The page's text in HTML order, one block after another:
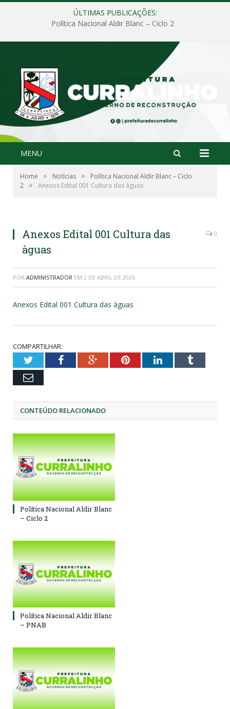
ÚLTIMAS PUBLICAÇÕES:
Política Nacional Aldir Blanc – Ciclo 2
MENU
Home » Notícias »
Política Nacional Aldir Blanc – Ciclo
2 » Anexos Edital 001 Cultura das àguas
Anexos Edital 001 Cultura das
àguas
0
POR ADMINISTRADOR EM 2 DE ABRIL DE 2026
Anexos Edital 001 Cultura das àguas
COMPARTILHAR:
TwitterFacebookGoogle+PinterestLinkedInTumblr
Email
CONTEÚDO RELACIONADO
Política Nacional Aldir Blanc
– Ciclo 2
Política Nacional Aldir Blanc
– PNAB